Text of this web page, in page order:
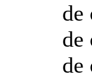
de
de
de